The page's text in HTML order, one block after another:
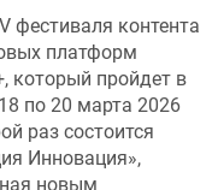
фестиваля контента
платформ
который пройдет в
по 20 марта 2026
раз состоится
Инновация»,
новым